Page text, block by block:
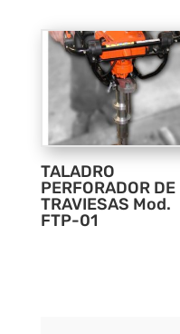
TALADRO
PERFORADOR DE
TRAVIESAS Mod.
FTP-01